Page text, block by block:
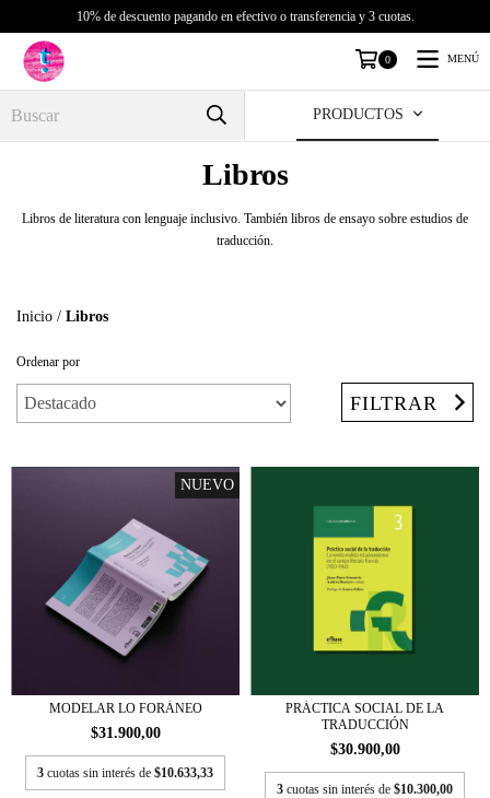
10% de descuento pagando en efectivo o transferencia y 3 cuotas.
0 MENÚ
PRODUCTOS
Libros
Libros de literatura con lenguaje inclusivo. También libros de ensayo sobre estudios de
traducción.
Inicio / Libros
Ordenar por
FILTRAR
NUEVO
MODELAR LO FORÁNEO
$31.900,00
3 cuotas sin interés de $10.633,33
PRÁCTICA SOCIAL DE LA
TRADUCCIÓN
$30.900,00
3 cuotas sin interés de $10.300,00